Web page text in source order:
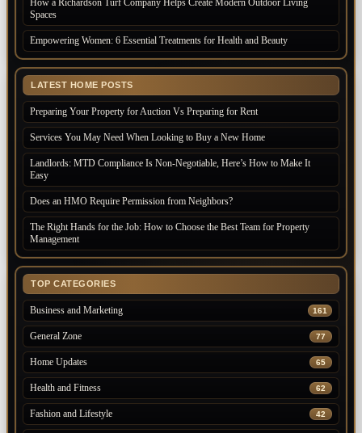
How a Richardson Turf Company Helps Create Modern Outdoor Living
Spaces
Empowering Women: 6 Essential Treatments for Health and Beauty
LATEST HOME POSTS
Preparing Your Property for Auction Vs Preparing for Rent
Services You May Need When Looking to Buy a New Home
Landlords: MTD Compliance Is Non-Negotiable, Here’s How to Make It
Easy
Does an HMO Require Permission from Neighbors?
The Right Hands for the Job: How to Choose the Best Team for Property
Management
TOP CATEGORIES
Business and Marketing 161
General Zone 77
Home Updates 65
Health and Fitness 62
Fashion and Lifestyle 42